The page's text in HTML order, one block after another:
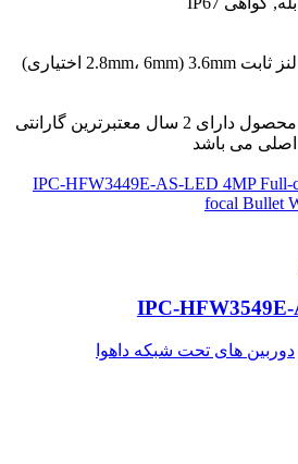
لنز ثابت 3.6mm (2.8mm، 6mm اختیاری)
محصول دارای 2 سال معتبرترین گارانتی
اصلی می باشد
دوربین های تحت شبکه داهوا